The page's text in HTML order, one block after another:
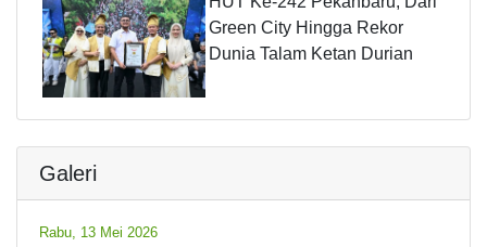
Green City Hingga Rekor
Dunia Talam Ketan Durian
Galeri
Rabu, 13 Mei 2026